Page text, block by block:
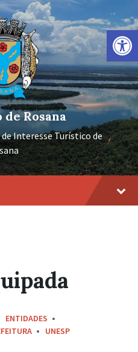
Barra de Ferramentas Aberta
Rosana
Interesse Turístico de
ENTIDADES
UNESP